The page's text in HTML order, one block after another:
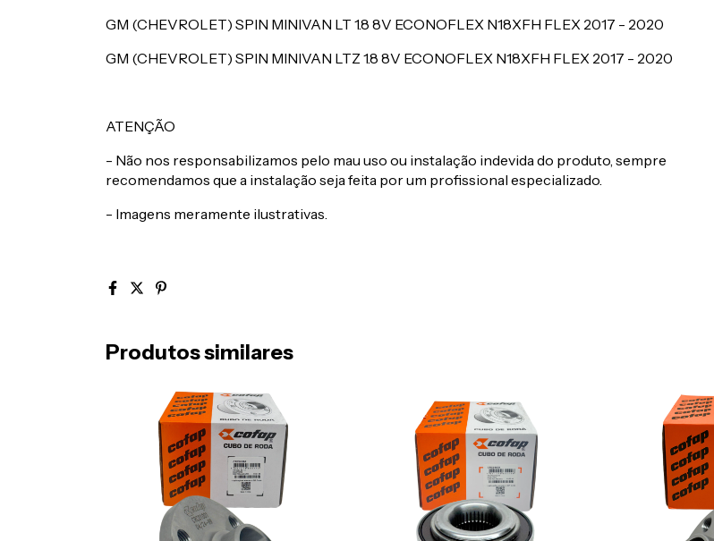
GM (CHEVROLET) SPIN MINIVAN LT 1.8 8V ECONOFLEX N18XFH FLEX 2017 - 2020
GM (CHEVROLET) SPIN MINIVAN LTZ 1.8 8V ECONOFLEX N18XFH FLEX 2017 - 2020
ATENÇÃO
- Não nos responsabilizamos pelo mau uso ou instalação indevida do produto, sempre
recomendamos que a instalação seja feita por um profissional especializado.
- Imagens meramente ilustrativas.
Produtos similares